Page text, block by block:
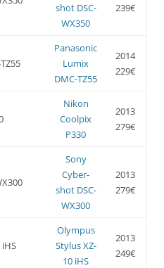
shot DSC-
WX350
239€
Panasonic
Lumix
DMC-TZ55
2014
229€
Nikon
Coolpix
P330
2013
279€
Sony
Cyber-
shot DSC-
WX300
2013
279€
Olympus
Stylus XZ-
10 iHS
2013
249€